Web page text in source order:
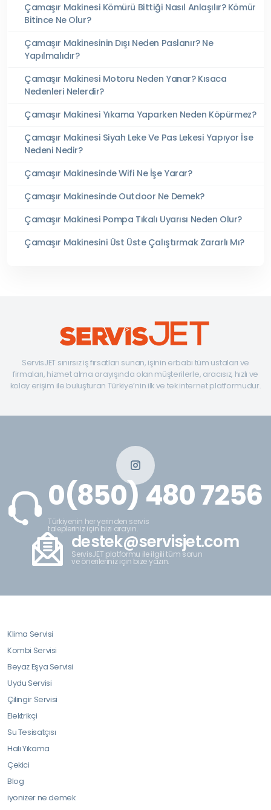
Çamaşır Makinesi Kömürü Bittiği Nasıl Anlaşılır? Kömür
Bitince Ne Olur?
Çamaşır Makinesinin Dışı Neden Paslanır? Ne
Yapılmalıdır?
Çamaşır Makinesi Motoru Neden Yanar? Kısaca
Nedenleri Nelerdir?
Çamaşır Makinesi Yıkama Yaparken Neden Köpürmez?
Çamaşır Makinesi Siyah Leke Ve Pas Lekesi Yapıyor İse
Nedeni Nedir?
Çamaşır Makinesinde Wifi Ne İşe Yarar?
Çamaşır Makinesinde Outdoor Ne Demek?
Çamaşır Makinesi Pompa Tıkalı Uyarısı Neden Olur?
Çamaşır Makinesini Üst Üste Çalıştırmak Zararlı Mı?
ServisJET sınırsız iş fırsatları sunan, işinin erbabı tüm ustaları ve
firmaları, hizmet alma arayışında olan müşterilerle, aracısız, hızlı ve
kolay erişim ile buluşturan Türkiye’nin ilk ve tek internet platformudur.
0(850) 480 7256
Türkiyenin her yerinden servis
talepleriniz için bizi arayın.
destek@servisjet.com
ServisJET platformu ile ilgili tüm sorun
ve önerileriniz için bize yazın.
Klima Servisi
Kombi Servisi
Beyaz Eşya Servisi
Uydu Servisi
Çilingir Servisi
Elektrikçi
Su Tesisatçısı
Halı Yıkama
Çekici
Blog
iyonizer ne demek